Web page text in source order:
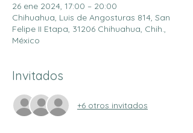
26 ene 2024, 17:00 – 20:00
Chihuahua, Luis de Angosturas 814, San
Felipe II Etapa, 31206 Chihuahua, Chih.,
México
Invitados
+6 otros invitados